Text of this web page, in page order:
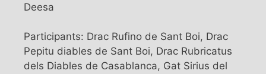
Deesa
Participants: Drac Rufino de Sant Boi, Drac
Pepitu diables de Sant Boi, Drac Rubricatus
dels Diables de Casablanca, Gat Sirius del